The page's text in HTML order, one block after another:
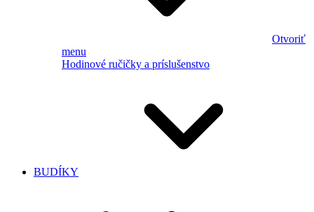
Otvoriť
menu
Hodinové ručičky a príslušenstvo
BUDÍKY